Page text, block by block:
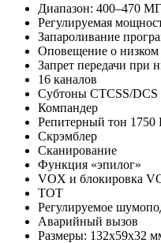
Диапазон: 400–470
Регулируемая
Запароливание
Оповещение о низком
Запрет передачи при
16 каналов
Субтоны CTCSS/DCS
Компандер
Репитерный тон 1750
Скрэмблер
Сканирование
Функция «эпилог»
VOX и блокировка
TOT
Регулируемое
Аварийный вызов
Размеры: 132х59х32